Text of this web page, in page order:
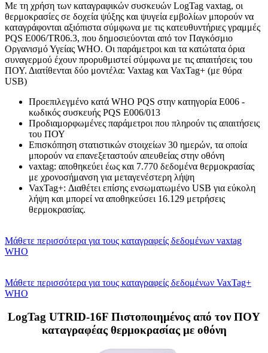
Με τη χρήση των καταγραφικών συσκευών LogTag vaxtag, οι
θερμοκρασίες σε δοχεία ψύξης και ψυγεία εμβολίων μπορούν να
καταγράφονται αξιόπιστα σύμφωνα με τις κατευθυντήριες γραμμές
PQS E006/TR06.3, που δημοσιεύονται από τον Παγκόσμιο
Οργανισμό Υγείας WHO. Οι παράμετροι και τα κατώτατα όρια
συναγερμού έχουν προρυθμιστεί σύμφωνα με τις απαιτήσεις του
ΠΟΥ. Διατίθενται δύο μοντέλα: Vaxtag και VaxTag+ (με θύρα
USB)
Προεπιλεγμένο κατά WHO PQS στην κατηγορία E006 -
κωδικός συσκευής PQS E006/013
Προδιαμορφωμένες παράμετροι που πληρούν τις απαιτήσεις
του ΠΟΥ
Επισκόπηση στατιστικών στοιχείων 30 ημερών, τα οποία
μπορούν να επανεξεταστούν απευθείας στην οθόνη
vaxtag: αποθηκεύει έως και 7.770 δεδομένα θερμοκρασίας
με χρονοσήμανση για μεταγενέστερη λήψη
VaxTag+: Διαθέτει επίσης ενσωματωμένο USB για εύκολη
λήψη και μπορεί να αποθηκεύσει 16.129 μετρήσεις
θερμοκρασίας.
Μάθετε περισσότερα για τους καταγραφείς δεδομένων vaxtag
WHO
Μάθετε περισσότερα για τους καταγραφείς δεδομένων VaxTag+
WHO
LogTag UTRID-16F Πιστοποιημένος από τον ΠΟΥ
καταγραφέας θερμοκρασίας με οθόνη